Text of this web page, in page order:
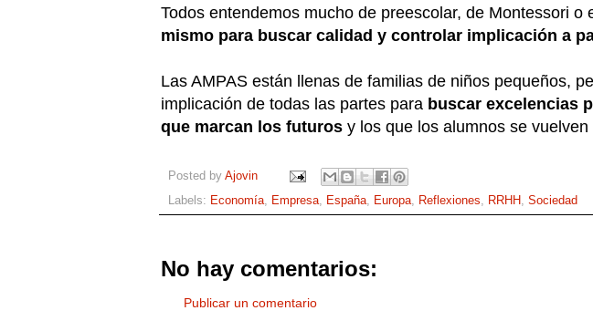
Todos entendemos mucho de preescolar, de Montessori
mismo para buscar calidad y controlar implicación a
Las AMPAS están llenas de familias de niños pequeños,
implicación de todas las partes para buscar excelencias
que marcan los futuros y los que los alumnos se
Posted by Ajovin
Labels: Economía Empresa España Europa Reflexiones RRHH Sociedad
No hay comentarios:
Publicar un comentario